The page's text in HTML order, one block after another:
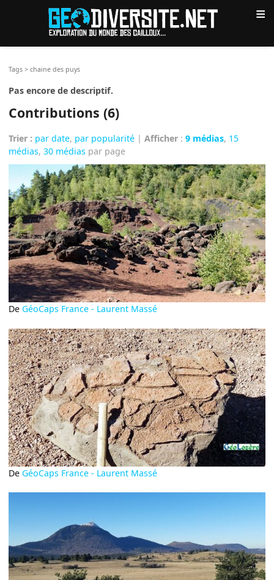
≡
Tags >chaine des puys
Pas encore de descriptif.
Contributions (6)
Trier : par date, par popularité |Afficher :9 médias, 15
médias,30 médias par page
De GéoCaps France - Laurent Massé
De GéoCaps France - Laurent Massé